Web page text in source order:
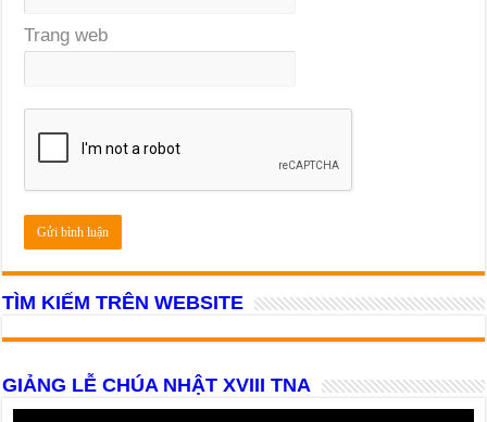
Trang web
TÌM KIẾM TRÊN WEBSITE
GIẢNG LỄ CHÚA NHẬT XVIII TNA